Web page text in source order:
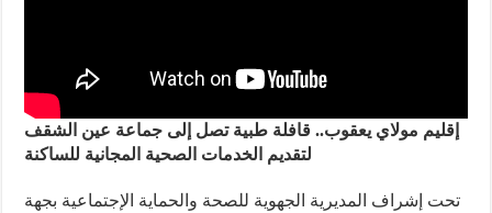
إقليم مولاي يعقوب.. قافلة طبية تصل إلى جماعة عين الشقف
لتقديم الخدمات الصحية المجانية للساكنة
تحت إشراف المديرية الجهوية للصحة والحماية الإجتماعية بجهة